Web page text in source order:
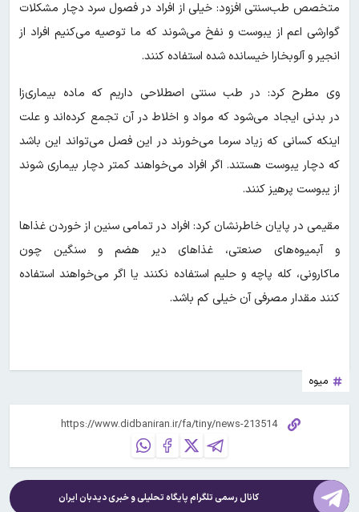
متخصص طب‌سنتی افزود: خیلی از افراد در فصول سرد دچار مشکلات
گوارشی اعم از یبوست و نفخ می‌شوند که ما توصیه می‌کنیم افراد از
انجیر و آلوبخارا خیسانده شده استفاده کنند.
وی مطرح کرد: در طب سنتی اصطلاحی داریم که ماده بیماری‌زا
در بدنی ایجاد می‌شود که مواد و اخلاط در آن تجمع کرده‌اند و علت
اینکه کسانی که زیاد سرما می‌خورند در این فصل می‌تواند این باشد
که دچار یبوست هستند. اگر افراد می‌خواهند کمتر دچار بیماری شوند
از یبوست پرهیز کنند.
مقیمی در پایان خاطرنشان کرد: افراد در تمامی سنین از خوردن غذاها
و آبمیوه‌های صنعتی، غذاهای دیر هضم و سنگین چون
ماکارونی، کله پاچه و حلیم استفاده نکنند یا اگر می‌خواهند استفاده
کنند مقدار مصرفی آن خیلی کم باشد.
میوه
کانال رسمی تلگرام پایگاه تحلیلی و خبریدیدبان ایران